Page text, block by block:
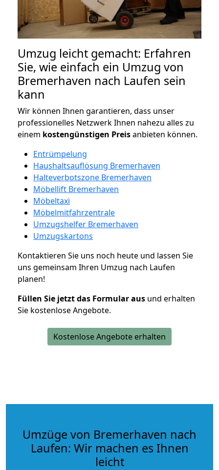
Umzug leicht gemacht: Erfahren
Sie, wie einfach ein Umzug von
Bremerhaven nach Laufen sein
kann
Wir können Ihnen garantieren, dass unser
professionelles Netzwerk Ihnen nahezu alles zu
einem kostengünstigen Preisanbieten können.
Entrümpelung
Haushaltsauflösung Bremerhaven
Halteverbotszone Bremerhaven
Möbellift Bremerhaven
Möbeltaxi
Möbelmitfahrzentrale
Umzugshelfer Bremerhaven
Umzugskartons
Kontaktieren Sie uns noch heute und lassen Sie
uns gemeinsam Ihren Umzug nach Laufen
planen!
Füllen Sie jetzt das Formular aus und erhalten
Sie kostenlose Angebote.
Kostenlose Angebote erhalten
Umzüge von Bremerhaven nach
Laufen: Wir machen es Ihnen
leicht